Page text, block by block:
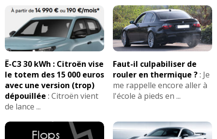
Ë-C3 30 kWh : Citroën vise
le totem des 15 000 euros
avec une version (trop)
dépouillée : Citroën vient
de lance ...
Faut-il culpabiliser de
rouler en thermique ?: Je
me rappelle encore aller à
l'école à pieds en ...